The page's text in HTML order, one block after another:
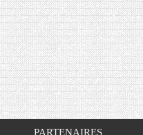
PARTENAIRES